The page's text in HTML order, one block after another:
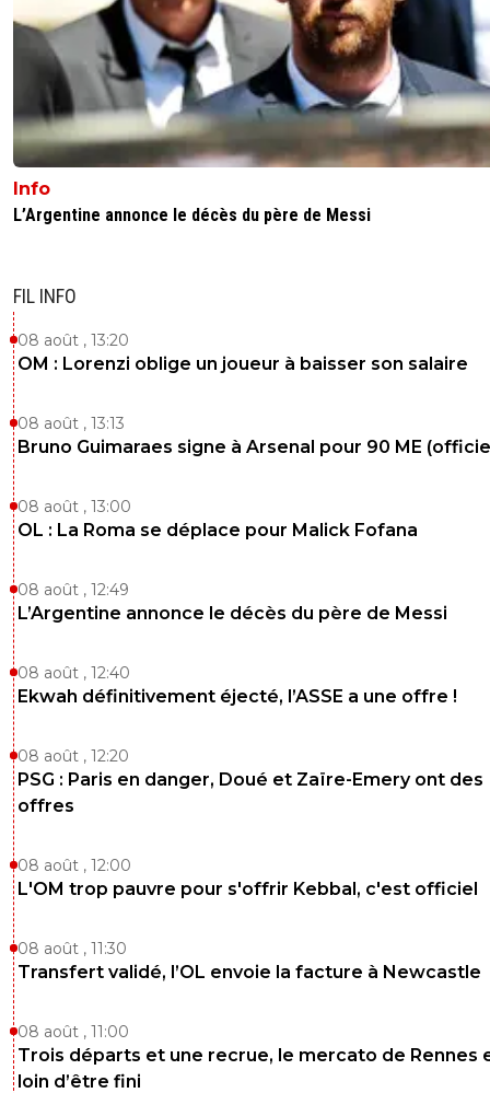
Info
L’Argentine annonce le décès du père de Messi
FIL INFO
08 août , 13:20
OM : Lorenzi oblige un joueur à baisser son salaire
08 août , 13:13
Bruno Guimaraes signe à Arsenal pour 90 ME
08 août , 13:00
OL : La Roma se déplace pour Malick Fofana
08 août , 12:49
L’Argentine annonce le décès du père de Messi
08 août , 12:40
Ekwah définitivement éjecté, l’ASSE a une offre !
08 août , 12:20
PSG : Paris en danger, Doué et Zaïre-Emery ont des
offres
08 août , 12:00
L'OM trop pauvre pour s'offrir Kebbal, c'est officiel
08 août , 11:30
Transfert validé, l’OL envoie la facture à Newcastle
08 août , 11:00
Trois départs et une recrue, le mercato de Rennes
loin d’être fini